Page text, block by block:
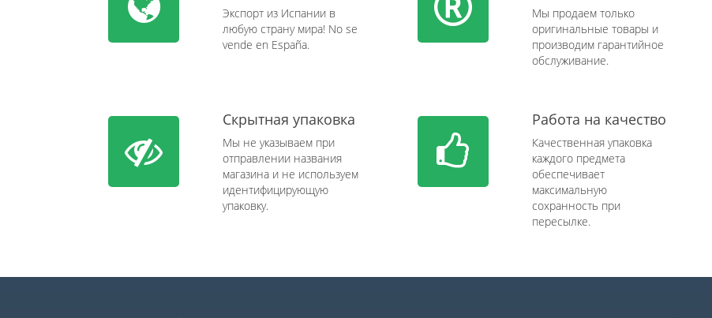
Экспорт из Испании в
любую страну мира! No se
vende en España.
Мы продаем только
оригинальные товары и
производим гарантийное
обслуживание.
Скрытная упаковка
Мы не указываем при
отправлении названия
магазина и не используем
идентифицирующую
упаковку.
Работа на качество
Качественная упаковка
каждого предмета
обеспечивает
максимальную
сохранность при
пересылке.